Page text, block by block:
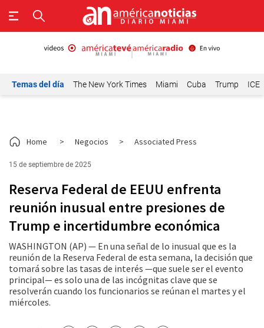
Temas del día The New York Times Miami Cuba Trump ICE
Home > Negocios > Associated Press
15 de septiembre de 2025
Reserva Federal de EEUU enfrenta
reunión inusual entre presiones de
Trump e incertidumbre económica
WASHINGTON (AP) — En una señal de lo inusual que es la
reunión de la Reserva Federal de esta semana, la decisión que
tomará sobre las tasas de interés —que suele ser el evento
principal— es solo una de las incógnitas clave que se
resolverán cuando los funcionarios se reúnan el martes y el
miércoles.